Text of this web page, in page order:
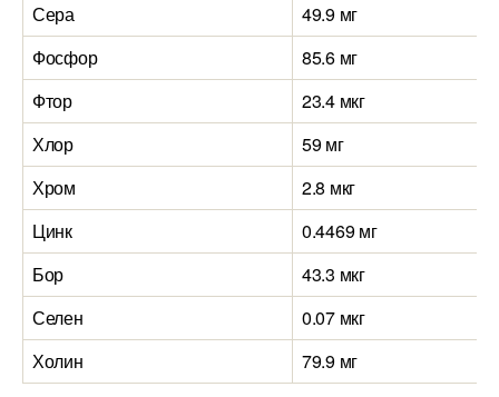
Сера
49.9 мг
Фосфор
85.6 мг
Фтор
23.4 мкг
Хлор
59 мг
Хром
2.8 мкг
Цинк
0.4469 мг
Бор
43.3 мкг
Селен
0.07 мкг
Холин
79.9 мг